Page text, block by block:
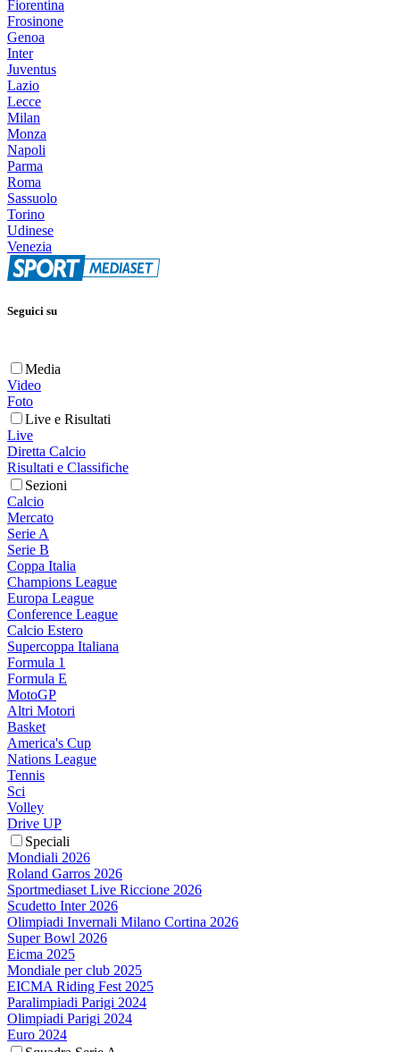
Fiorentina
Frosinone
Genoa
Inter
Juventus
Lazio
Lecce
Milan
Monza
Napoli
Parma
Roma
Sassuolo
Torino
Udinese
Venezia
Seguici su
Media
Video
Foto
Live e Risultati
Live
Diretta Calcio
Risultati e Classifiche
Sezioni
Calcio
Mercato
Serie A
Serie B
Coppa Italia
Champions League
Europa League
Conference League
Calcio Estero
Supercoppa Italiana
Formula 1
Formula E
MotoGP
Altri Motori
Basket
America's Cup
Nations League
Tennis
Sci
Volley
Drive UP
Speciali
Mondiali 2026
Roland Garros 2026
Sportmediaset Live Riccione 2026
Scudetto Inter 2026
Olimpiadi Invernali Milano Cortina 2026
Super Bowl 2026
Eicma 2025
Mondiale per club 2025
EICMA Riding Fest 2025
Paralimpiadi Parigi 2024
Olimpiadi Parigi 2024
Euro 2024